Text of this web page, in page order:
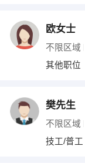
其他职位
欧女士
不限区域
其他职位
樊先生
不限区域
技工/普工